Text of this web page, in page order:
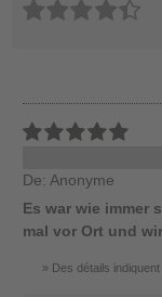
De: Anonyme
Es war wie immer
mal vor Ort und
Des détails indiquent